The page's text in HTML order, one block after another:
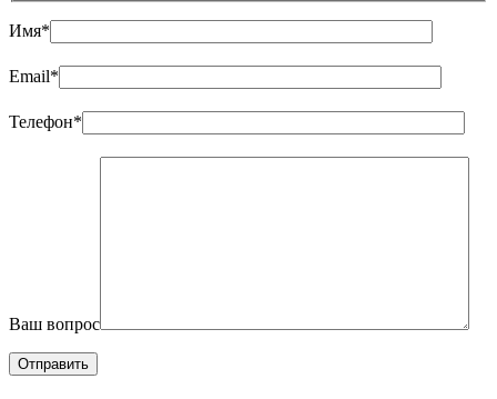
Имя*
Email*
Телефон*
Ваш вопрос